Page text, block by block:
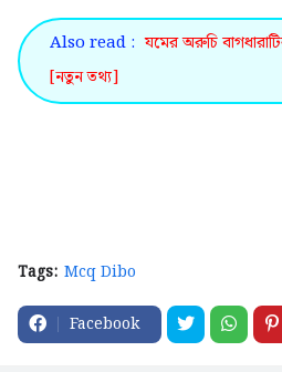
Also read : যমের অরুচি
[নতুন তথ্য]
Tags: Mcq Dibo
Facebook